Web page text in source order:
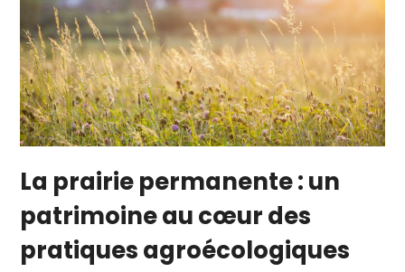
La prairie permanente : un
patrimoine au cœur des
pratiques agroécologiques